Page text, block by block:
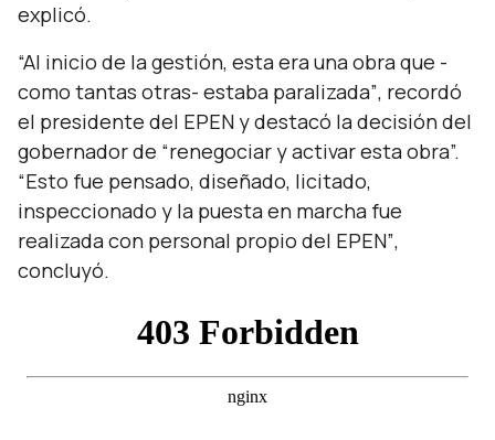
explicó.
“Al inicio de la gestión, esta era una obra que -
como tantas otras- estaba paralizada”, recordó
el presidente del EPEN y destacó la decisión del
gobernador de “renegociar y activar esta obra”.
“Esto fue pensado, diseñado, licitado,
inspeccionado y la puesta en marcha fue
realizada con personal propio del EPEN”,
concluyó.